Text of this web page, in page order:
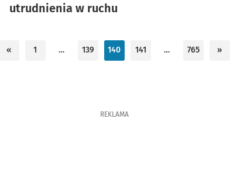
utrudnienia w ruchu
« 1 … 139 140 141 … 765 »
REKLAMA